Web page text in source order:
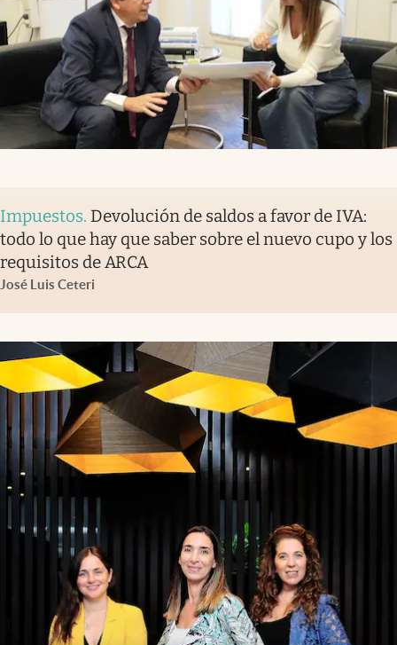
Impuestos. Devolución de saldos a favor de IVA:
todo lo que hay que saber sobre el nuevo cupo y los
requisitos de ARCA
José Luis Ceteri